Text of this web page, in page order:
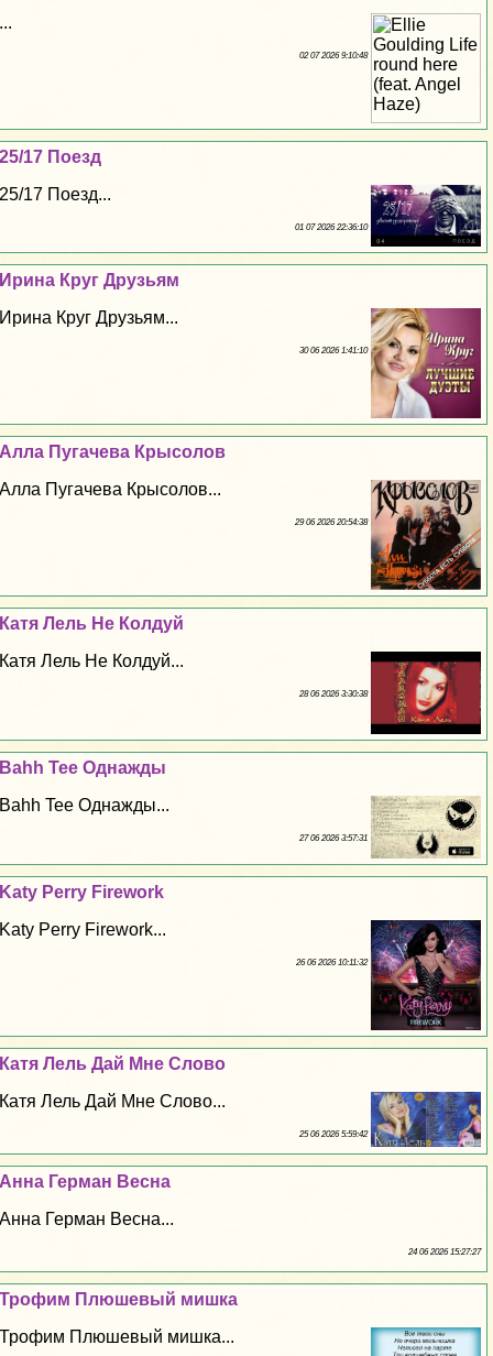
...
02 07 2026 9:10:48
25/17 Поезд
25/17 Поезд...
01 07 2026 22:36:10
Ирина Круг Друзьям
Ирина Круг Друзьям...
30 06 2026 1:41:10
Алла Пугачева Крысолов
Алла Пугачева Крысолов...
29 06 2026 20:54:38
Катя Лель Не Колдуй
Катя Лель Не Колдуй...
28 06 2026 3:30:38
Bahh Tee Однажды
Bahh Tee Однажды...
27 06 2026 3:57:31
Katy Perry Firework
Katy Perry Firework...
26 06 2026 10:11:32
Катя Лель Дай Мне Слово
Катя Лель Дай Мне Слово...
25 06 2026 5:59:42
Анна Герман Весна
Анна Герман Весна...
24 06 2026 15:27:27
Трофим Плюшевый мишка
Трофим Плюшевый мишка...